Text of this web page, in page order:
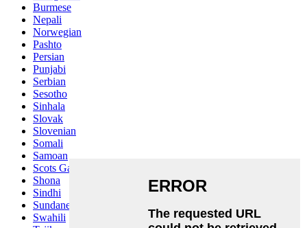
Burmese
Nepali
Norwegian
Pashto
Persian
Punjabi
Serbian
Sesotho
Sinhala
Slovak
Slovenian
Somali
Samoan
Scots Gaelic
Shona
Sindhi
Sundanese
Swahili